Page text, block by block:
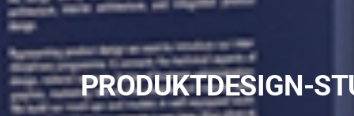
PRODUKTDESIGN-